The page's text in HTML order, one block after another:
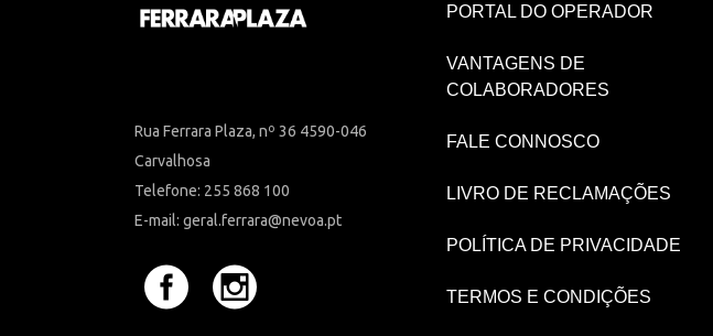
Rua Ferrara Plaza, nº 36 4590-046
Carvalhosa
Telefone: 255 868 100
E-mail: geral.ferrara@nevoa.pt
PORTAL DO OPERADOR
VANTAGENS DE
COLABORADORES
FALE CONNOSCO
LIVRO DE RECLAMAÇÕES
POLÍTICA DE PRIVACIDADE
TERMOS E CONDIÇÕES